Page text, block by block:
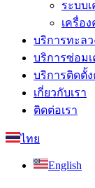
ระบบ
เครื่อ
บริการทะล
บริการซ่อม
บริการติดตั้
เกี่ยวกับเรา
ติดต่อเรา
ไทย
English